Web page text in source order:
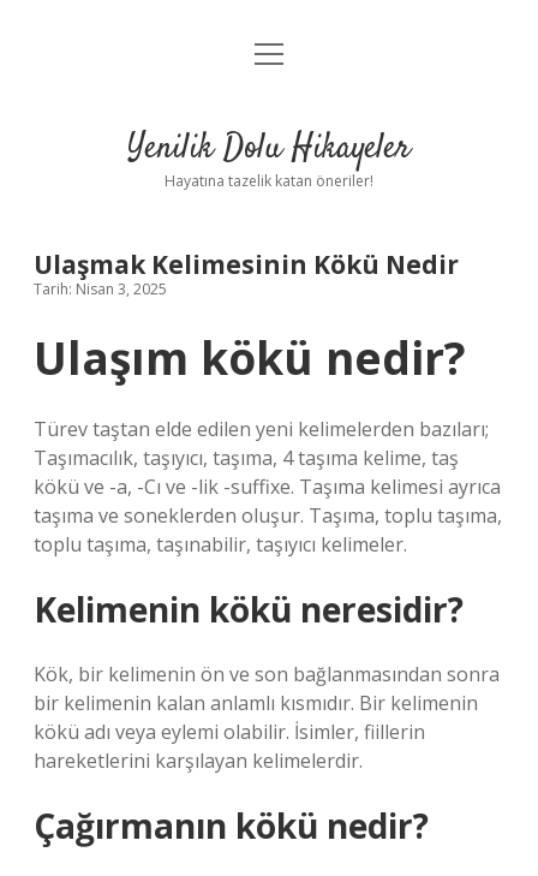
Anasayfa
Yasal Uyarı
menüyü
Yenilik Dolu Hikayeler
Hayatına tazelik katan öneriler!
Ulaşmak Kelimesinin Kökü Nedir
Tarih: Nisan 3, 2025
Ulaşım kökü nedir?
Türev taştan elde edilen yeni kelimelerden bazıları;
Taşımacılık, taşıyıcı, taşıma, 4 taşıma kelime, taş
kökü ve -a, -Cı ve -lik -suffixe. Taşıma kelimesi ayrıca
taşıma ve soneklerden oluşur. Taşıma, toplu taşıma,
toplu taşıma, taşınabilir, taşıyıcı kelimeler.
Kelimenin kökü neresidir?
Kök, bir kelimenin ön ve son bağlanmasından sonra
bir kelimenin kalan anlamlı kısmıdır. Bir kelimenin
kökü adı veya eylemi olabilir. İsimler, fiillerin
hareketlerini karşılayan kelimelerdir.
Çağırmanın kökü nedir?